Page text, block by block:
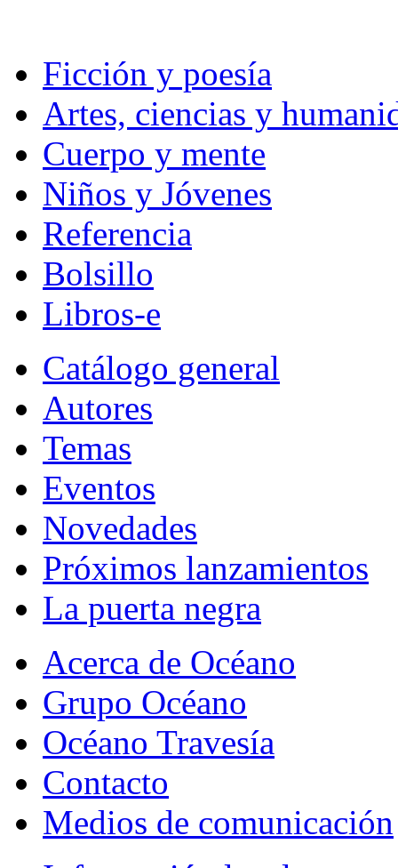
Ficción y poesía
Artes, ciencias y
Cuerpo y mente
Niños y Jóvenes
Referencia
Bolsillo
Libros-e
Catálogo general
Autores
Temas
Eventos
Novedades
Próximos lanzamientos
La puerta negra
Acerca de Océano
Grupo Océano
Océano Travesía
Contacto
Medios de comunicación